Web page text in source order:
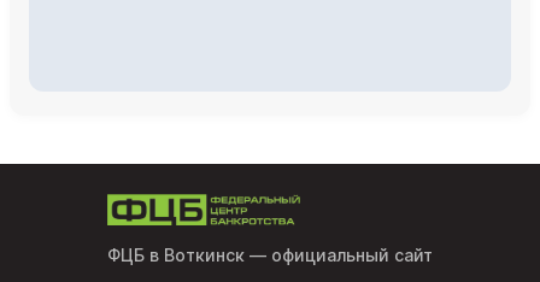
ФЦБ в Воткинск — официальный сайт